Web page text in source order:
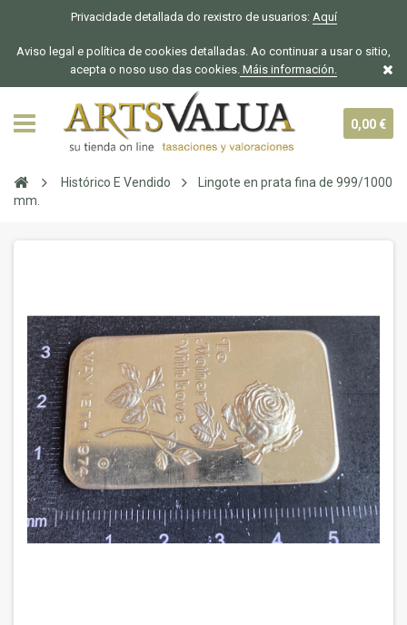
Privacidade detallada do rexistro de usuarios: Aquí
Aviso legal e política de cookies detalladas. Ao continuar a usar o sitio,
acepta o noso uso das cookies. Máis información.
0,00 €
Histórico E Vendido
Lingote en prata fina de 999/1000
mm.